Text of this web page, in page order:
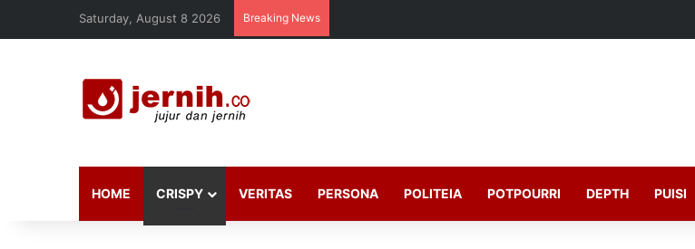
Saturday, August 8 2026 Breaking News
HOME CRISPY VERITAS PERSONA POLITEIA POTPOURRI DEPTH PUISI